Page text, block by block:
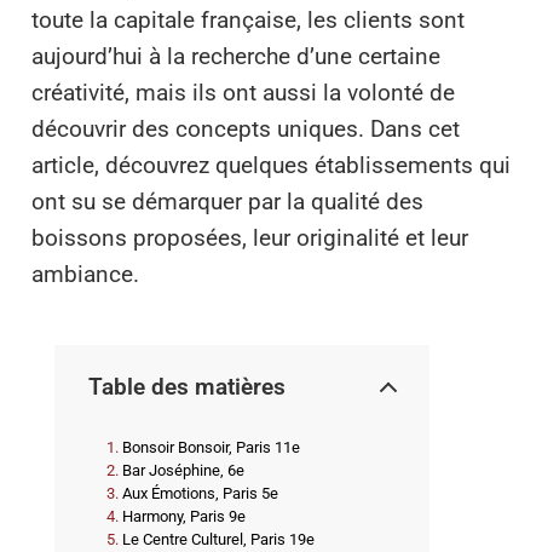
toute la capitale française, les clients sont
aujourd’hui à la recherche d’une certaine
créativité, mais ils ont aussi la volonté de
découvrir des concepts uniques. Dans cet
article, découvrez quelques établissements qui
ont su se démarquer par la qualité des
boissons proposées, leur originalité et leur
ambiance.
Table des matières
Bonsoir Bonsoir, Paris 11e
Bar Joséphine, 6e
Aux Émotions, Paris 5e
Harmony, Paris 9e
Le Centre Culturel, Paris 19e